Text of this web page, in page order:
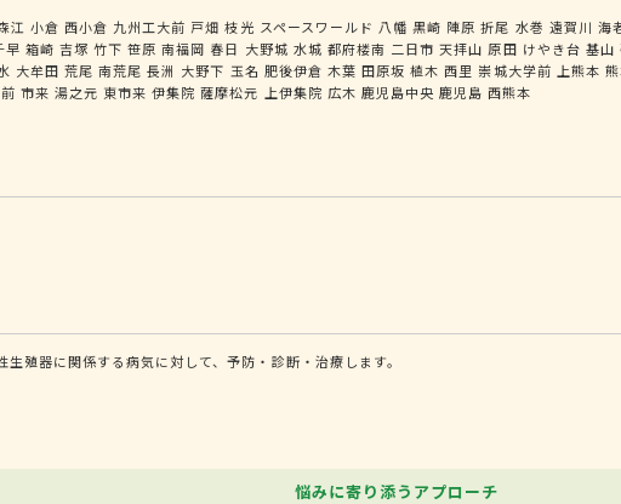
江 小倉 西小倉 九州工大前 戸畑 枝光 スペースワールド 八幡 黒崎 陣原 折尾 水巻 遠賀川 海
早 箱崎 吉塚 竹下 笹原 南福岡 春日 大野城 水城 都府楼南 二日市 天拝山 原田 けやき台 基山
大牟田 荒尾 南荒尾 長洲 大野下 玉名 肥後伊倉 木葉 田原坂 植木 西里 崇城大学前 上熊本
市来 湯之元 東市来 伊集院 薩摩松元 上伊集院 広木 鹿児島中央 鹿児島 西熊本
殖器に関係する病気に対して、予防・診断・治療します。
悩みに寄り添うアプローチ